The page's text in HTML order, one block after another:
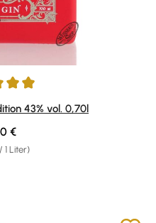
4.91 von 5 Sternen
43% vol. 0,70l
1 Liter)
Preis:
€